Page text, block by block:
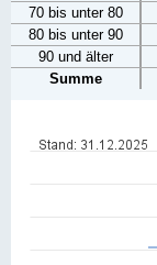
70 bis unter 80
80 bis unter 90
90 und älter
Summe